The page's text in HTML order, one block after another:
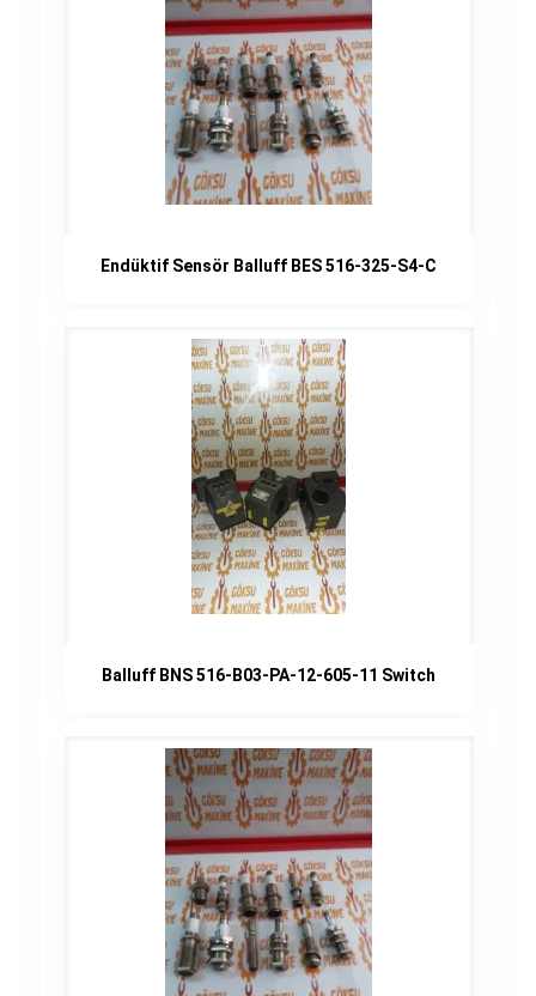
Endüktif Sensör Balluff BES 516-325-S4-C
Balluff BNS 516-B03-PA-12-605-11 Switch